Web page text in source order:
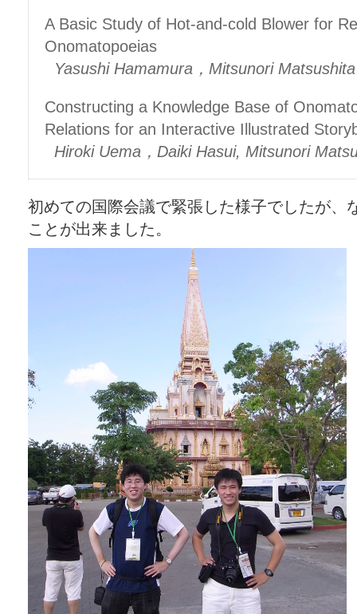
A Basic Study of Hot-and-cold Blower for
Onomatopoeias
Yasushi Hamamura，Mitsunori Matsushita
Constructing a Knowledge Base of
Relations for an Interactive Illustrated
Hiroki Uema，Daiki Hasui, Mitsunori
初めての国際会議で緊張した様子でしたが、
ことが出来ました。